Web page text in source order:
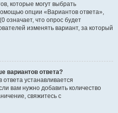
которые могут выбрать
опции «Вариантов ответа»,
означает, что опрос будет
изменять вариант, за который
вариантов ответа?
устанавливается
вам нужно добавить количество
свяжитесь с